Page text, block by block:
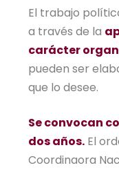
El trabajo
a través de la
carácter
pueden ser
que lo desee.
Se convocan
dos años. El
Coordinaora